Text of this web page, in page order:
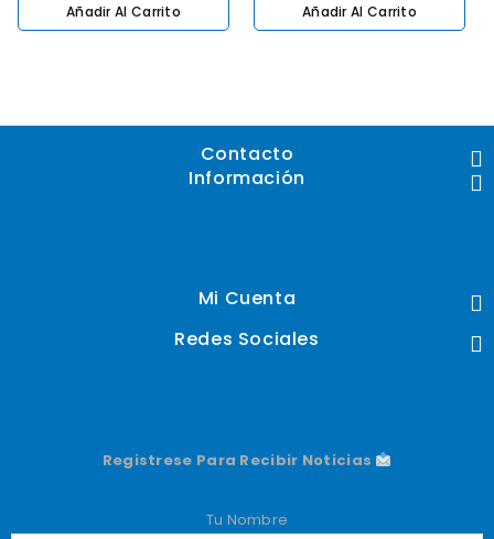
5
Añadir Al Carrito
5
Añadir Al Carrito
Contacto
Información
Mi Cuenta
Redes Sociales
Registrese Para Recibir Noticias
Tu Nombre